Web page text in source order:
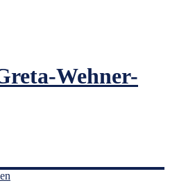
Wehner-